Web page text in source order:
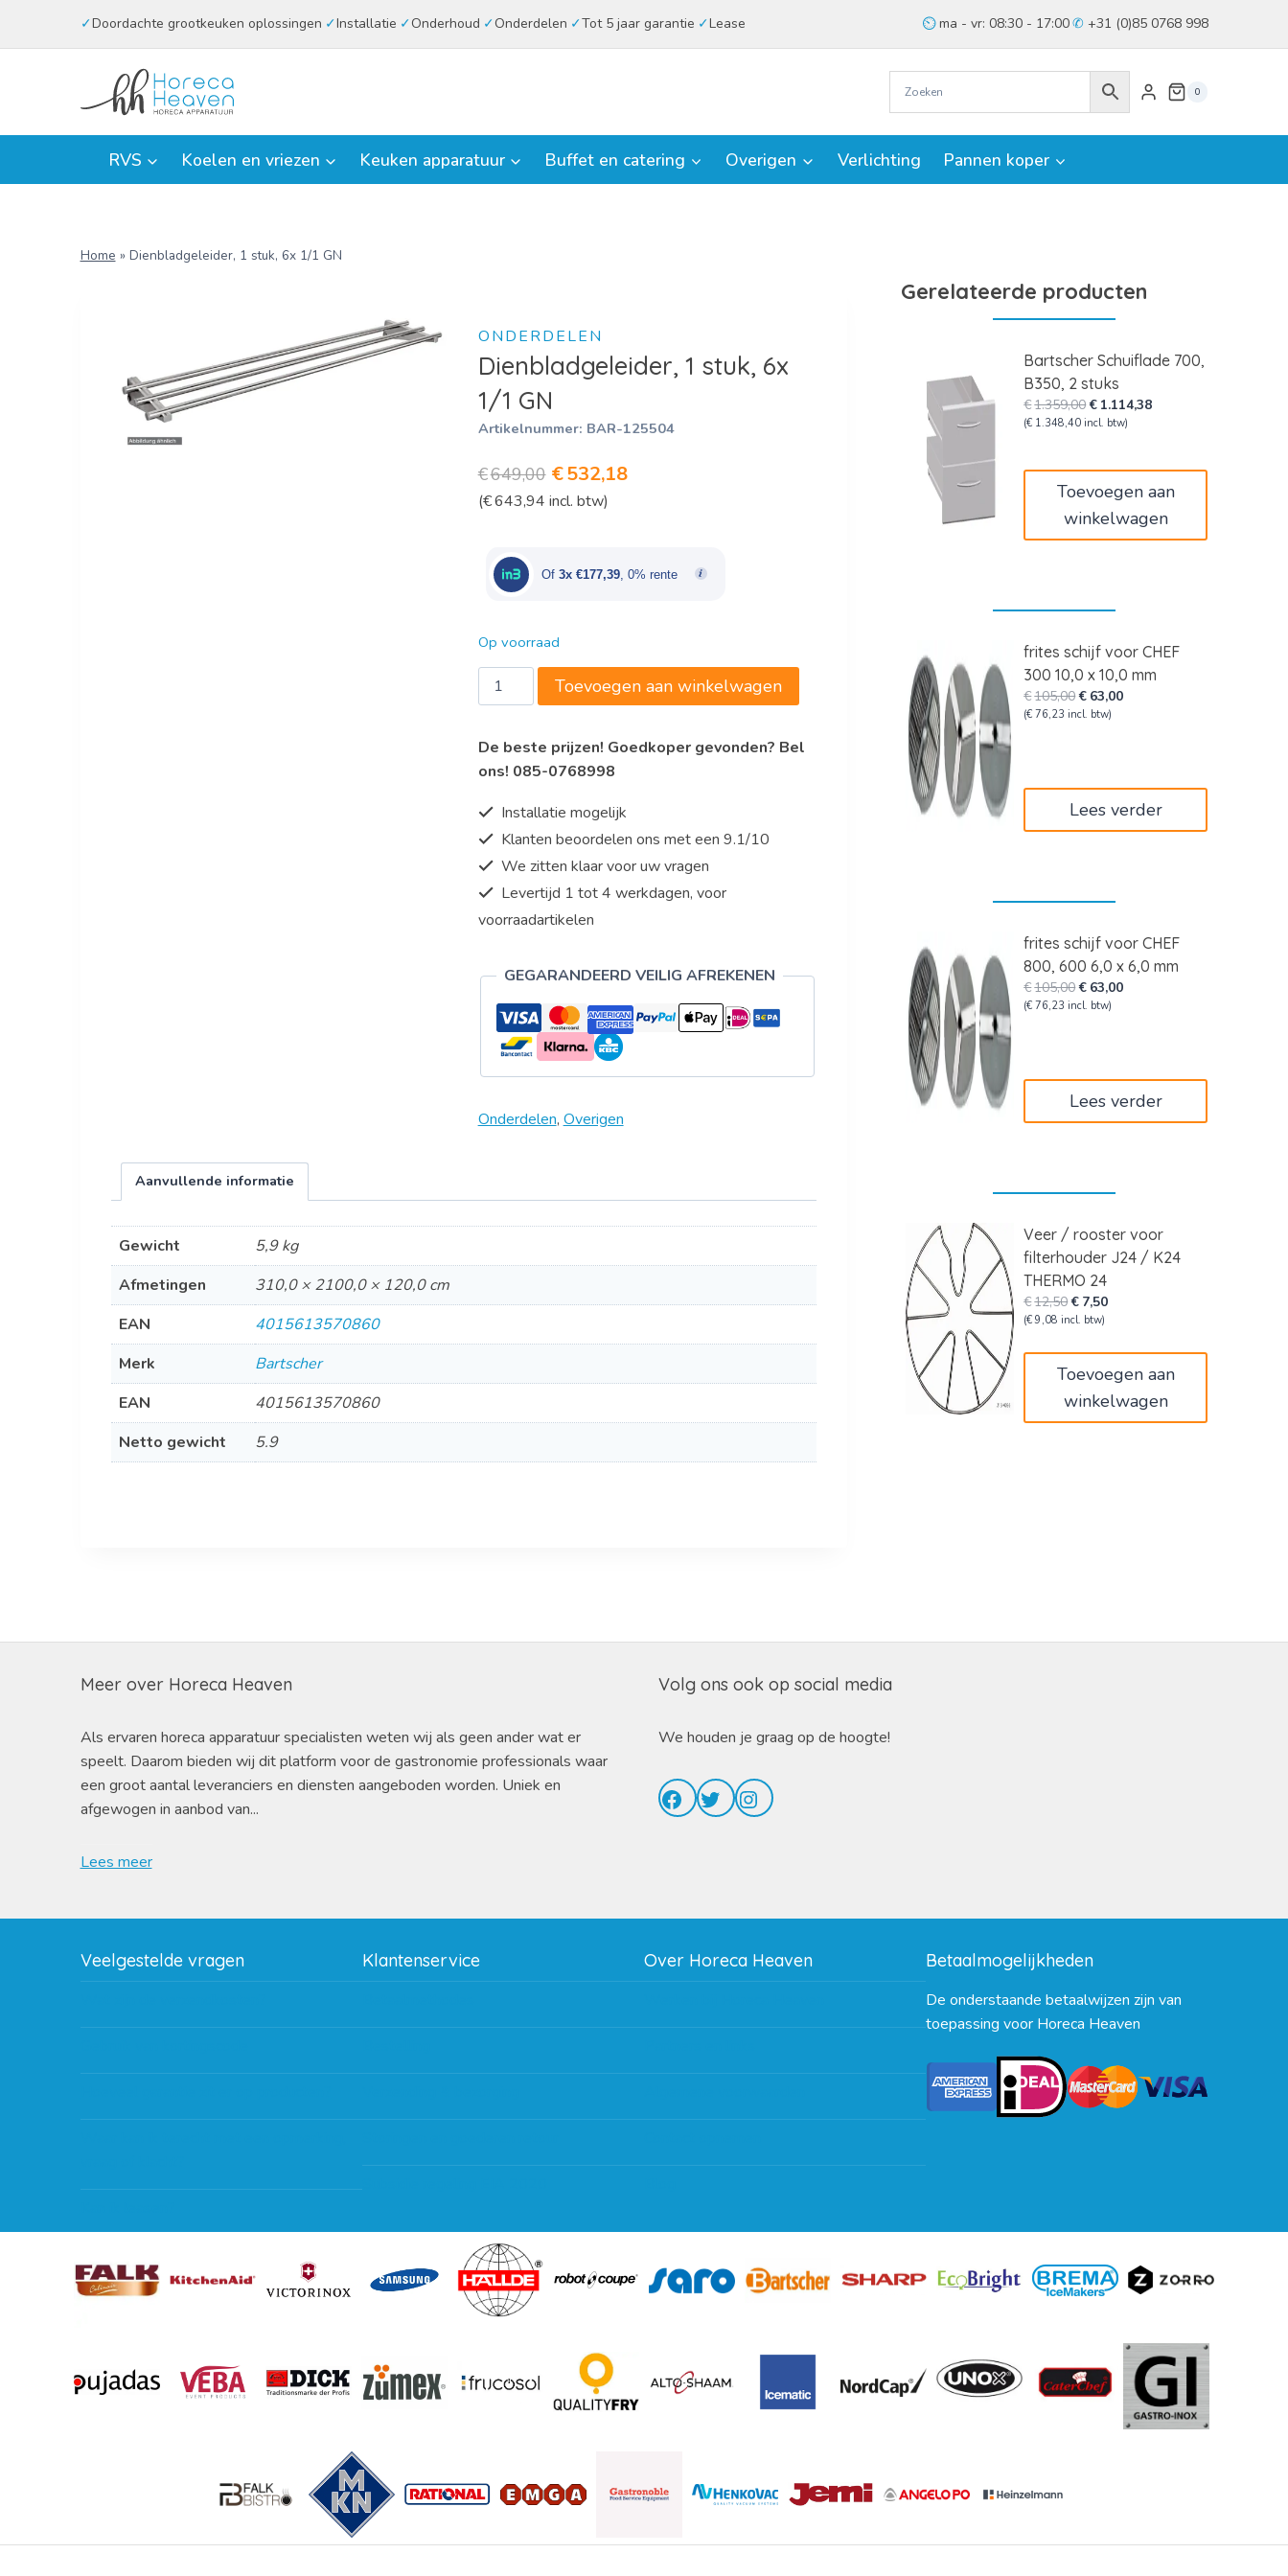
Doordachte grootkeuken oplossingen Installatie Onderhoud Onderdelen Tot 5 jaar garantie Lease ma - vr: 08:30 - 17:00 +31 (0)85 0768 998
0
RVS Koelen en vriezen Keuken apparatuur Buffet en catering Overigen Verlichting Pannen koper
Home » Dienbladgeleider, 1 stuk, 6x 1/1 GN
ONDERDELEN
Dienbladgeleider, 1 stuk, 6x
1/1 GN
Artikelnummer: BAR-125504
€649,00 Oorspronkelijke
prijs
€649,00.
€532,18Huidige
€532,18.
(€643,94 incl. btw)
Of 3x €177,39, 0% rente
Op voorraad
Dienbladgeleider,
1
6x
1/1
aantal
Toevoegen aan winkelwagen
De beste prijzen! Goedkoper gevonden? Bel
ons! 085-0768998
Installatie mogelijk
Klanten beoordelen ons met een 9.1/10
We zitten klaar voor uw vragen
Levertijd 1 tot 4 werkdagen, voor
voorraadartikelen
GEGARANDEERD VEILIG AFREKENEN
Onderdelen, Overigen
Aanvullende informatie
Gewicht
5,9 kg
Afmetingen
310,0 × 2100,0 × 120,0 cm
EAN
4015613570860
Merk
Bartscher
EAN
4015613570860
Netto gewicht
5.9
Gerelateerde producten
Bartscher Schuiflade 700,
B350, 2 stuks
€1.359,00Oorspronkelijke
prijs
€ 1.114,38Huidige
(€ 1.348,40 incl. btw)
Toevoegen aan
winkelwagen
frites schijf voor CHEF
300 10,0 x 10,0 mm
€105,00Oorspronkelijke
prijs
€ 63,00Huidige
(€ 76,23 incl. btw)
Lees verder
frites schijf voor CHEF
800, 600 6,0 x 6,0 mm
€105,00Oorspronkelijke
prijs
€ 63,00Huidige
(€ 76,23 incl. btw)
Lees verder
Veer / rooster voor
filterhouder J24 / K24
THERMO 24
€12,50Oorspronkelijke
prijs
€ 7,50Huidige
(€ 9,08 incl. btw)
Toevoegen aan
winkelwagen
Meer over Horeca Heaven
Als ervaren horeca apparatuur specialisten weten wij als geen ander wat er
speelt. Daarom bieden wij dit platform voor de gastronomie professionals waar
een groot aantal leveranciers en diensten aangeboden worden. Uniek en
afgewogen in aanbod van...
Lees meer
Volg ons ook op social media
We houden je graag op de hoogte!
Facebook
TwitterInstagram
Veelgestelde vragen Klantenservice
Subsidie regeling EIA 2020
Over Horeca Heaven Betaalmogelijkheden
De onderstaande betaalwijzen zijn van
toepassing voor Horeca Heaven